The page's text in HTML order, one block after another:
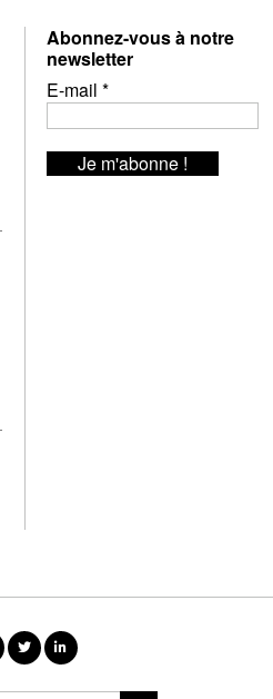
Abonnez-vous à notre
newsletter
E-mail *